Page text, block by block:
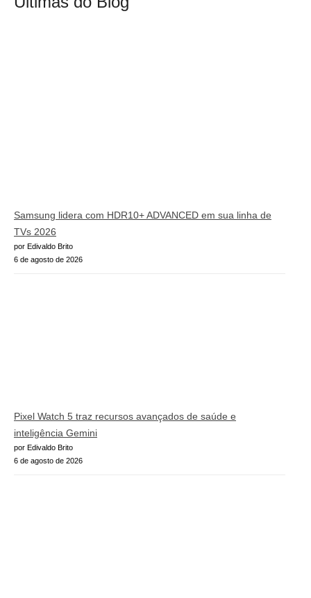
Samsung lidera com HDR10+ ADVANCED em sua linha de
TVs 2026
por Edivaldo Brito
6 de agosto de 2026
Pixel Watch 5 traz recursos avançados de saúde e
inteligência Gemini
por Edivaldo Brito
6 de agosto de 2026